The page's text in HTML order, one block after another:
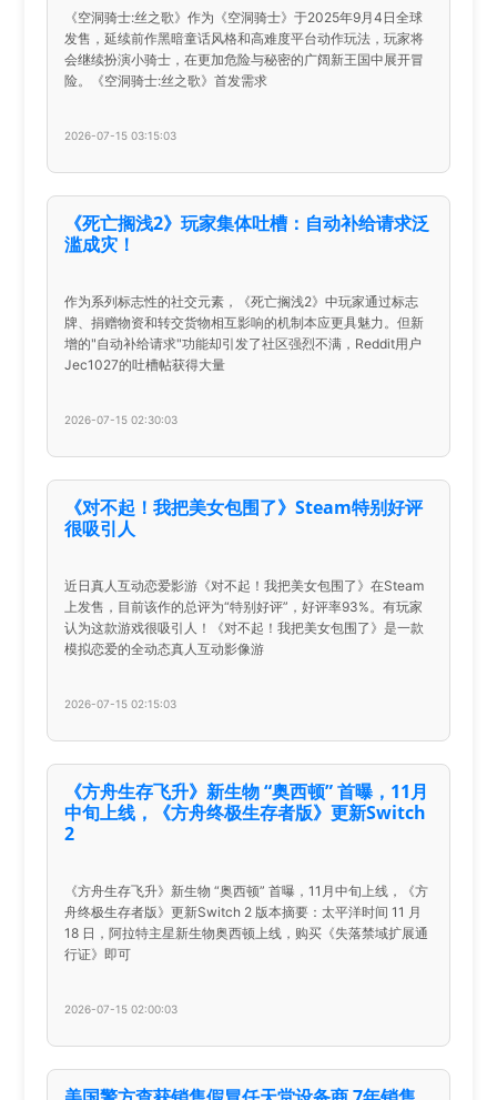
《空洞骑士:丝之歌》作为《空洞骑士》于2025年9月4日全球
发售，延续前作黑暗童话风格和高难度平台动作玩法，玩家将
会继续扮演小骑士，在更加危险与秘密的广阔新王国中展开冒
险。《空洞骑士:丝之歌》首发需求
2026-07-15 03:15:03
《死亡搁浅2》玩家集体吐槽：自动补给请求泛
滥成灾！
作为系列标志性的社交元素，《死亡搁浅2》中玩家通过标志
牌、捐赠物资和转交货物相互影响的机制本应更具魅力。但新
增的"自动补给请求"功能却引发了社区强烈不满，Reddit用户
Jec1027的吐槽帖获得大量
2026-07-15 02:30:03
《对不起！我把美女包围了》Steam特别好评
很吸引人
近日真人互动恋爱影游《对不起！我把美女包围了》在Steam
上发售，目前该作的总评为“特别好评”，好评率93%。有玩家
认为这款游戏很吸引人！《对不起！我把美女包围了》是一款
模拟恋爱的全动态真人互动影像游
2026-07-15 02:15:03
《方舟生存飞升》新生物 “奥西顿” 首曝，11月
中旬上线，《方舟终极生存者版》更新Switch
2
《方舟生存飞升》新生物 “奥西顿” 首曝，11月中旬上线，《方
舟终极生存者版》更新Switch 2 版本摘要：太平洋时间 11 月
18 日，阿拉特主星新生物奥西顿上线，购买《失落禁域扩展通
行证》即可
2026-07-15 02:00:03